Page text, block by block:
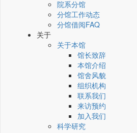
院系分馆
分馆工作动态
分馆借阅FAQ
关于
关于本馆
馆长致辞
本馆介绍
馆舍风貌
组织机构
联系我们
来访预约
加入我们
科学研究